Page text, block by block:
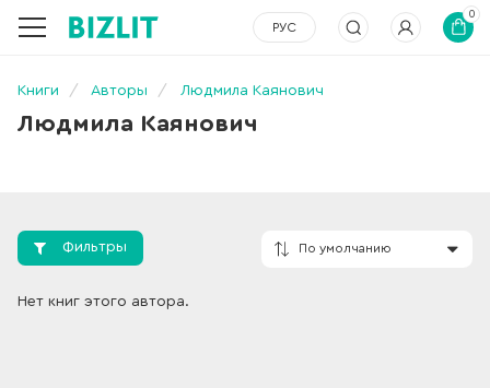
РУС
0
Книги Авторы Людмила Каянович
Людмила Каянович
Фильтры
Нет книг этого автора.